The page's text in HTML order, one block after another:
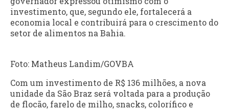
investimento, que, segundo ele, fortalecerá a
economia local e contribuirá para o crescimento do
setor de alimentos na Bahia.
Foto: Matheus Landim/GOVBA
Com um investimento de R$ 136 milhões, a nova
unidade da São Braz será voltada para a produção
de flocão, farelo de milho, snacks, colorífico e